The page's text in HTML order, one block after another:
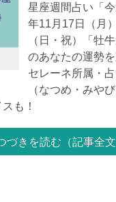
星座週間占い「
年11月17日（月
（日・祝）「牡
のあなたの運勢
セレーネ所属・
（なつめ・みや
も！
づきを読む（記事全文